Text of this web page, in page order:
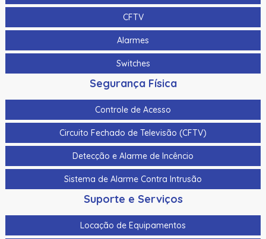
CFTV
Alarmes
Switches
Segurança Física
Controle de Acesso
Circuito Fechado de Televisão (CFTV)
Detecção e Alarme de Incêncio
Sistema de Alarme Contra Intrusão
Suporte e Serviços
Locação de Equipamentos